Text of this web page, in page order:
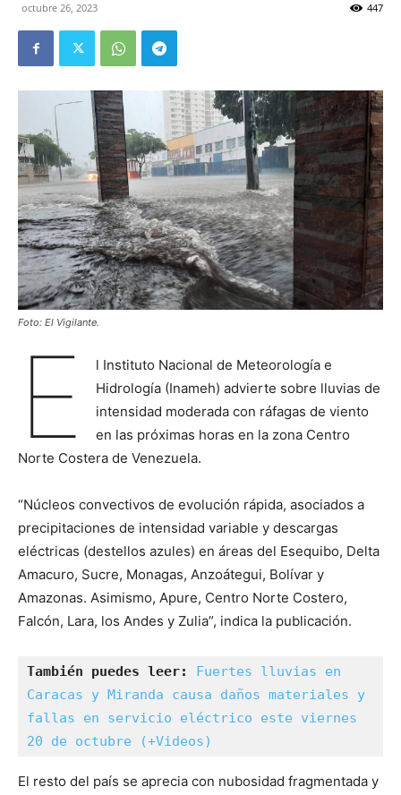
octubre 26, 2023 447
Foto: El Vigilante.
E
l Instituto Nacional de Meteorología e
Hidrología (Inameh) advierte sobre lluvias de
intensidad moderada con ráfagas de viento
en las próximas horas en la zona Centro
Norte Costera de Venezuela.
“Núcleos convectivos de evolución rápida, asociados a
precipitaciones de intensidad variable y descargas
eléctricas (destellos azules) en áreas del Esequibo, Delta
Amacuro, Sucre, Monagas, Anzoátegui, Bolívar y
Amazonas. Asimismo, Apure, Centro Norte Costero,
Falcón, Lara, los Andes y Zulia”, indica la publicación.
También puedes leer:
Fuertes lluvias en
Caracas y Miranda causa daños materiales y
fallas en servicio eléctrico este viernes
20 de octubre (+Videos)
El resto del país se aprecia con nubosidad fragmentada y